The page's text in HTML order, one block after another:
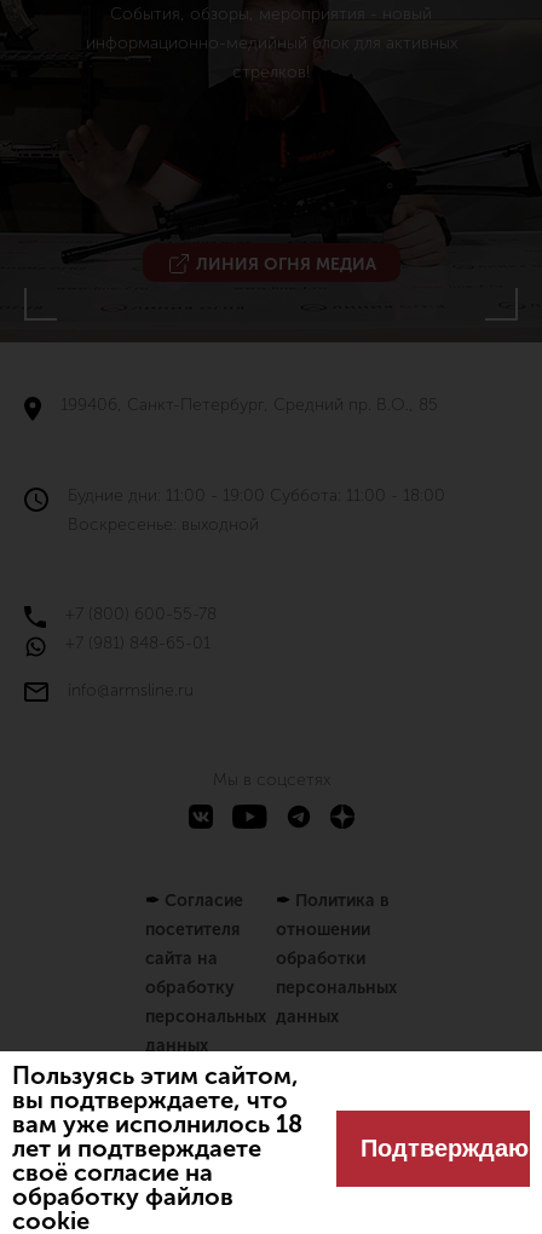
Пользуясь этим сайтом,
вы подтверждаете, что
вам уже исполнилось 18
лет и подтверждаете
своё согласие на
обработку файлов
cookie
Подтверждаю
События, обзоры, мероприятия - новый
информационно-медийный блок для активных
стрелков!
ЛИНИЯ ОГНЯ МЕДИА
199406, Санкт-Петербург, Средний пр. В.О., 85
Будние дни: 11:00 - 19:00 Суббота: 11:00 - 18:00
Воскресенье: выходной
+7 (800) 600-55-78
+7 (981) 848-65-01
info@armsline.ru
Мы в соцсетях
✒ Согласие
посетителя
сайта на
обработку
персональных
данных
✒ Политика в
отношении
обработки
персональных
данных
РазработаноSpbnews
© 2024 Оружейный магазин
"Линия огня"